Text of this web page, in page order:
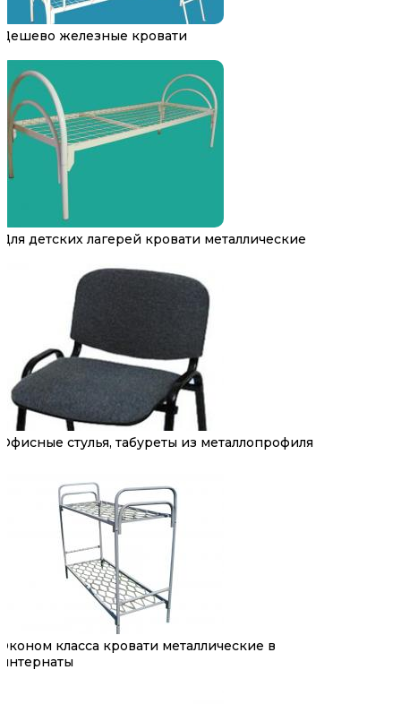
Дешево железные кровати
Для детских лагерей кровати металлические
Офисные стулья, табуреты из металлопрофиля
Эконом класса кровати металлические в
интернаты